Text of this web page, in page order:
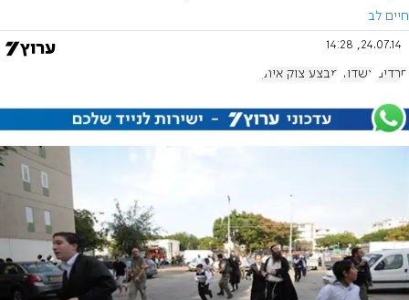
חיים לב
24.07.14, 14:28
חרדים אשדוד מבצע צוק איתן